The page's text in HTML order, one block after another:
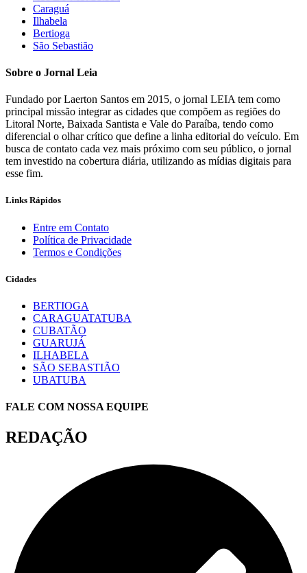
Caraguá
Ilhabela
Bertioga
São Sebastião
Sobre o Jornal Leia
Fundado por Laerton Santos em 2015, o jornal LEIA tem como
principal missão integrar as cidades que compõem as regiões do
Litoral Norte, Baixada Santista e Vale do Paraíba, tendo como
diferencial o olhar crítico que define a linha editorial do veículo. Em
busca de contato cada vez mais próximo com seu público, o jornal
tem investido na cobertura diária, utilizando as mídias digitais para
esse fim.
Links Rápidos
Entre em Contato
Política de Privacidade
Termos e Condições
Cidades
BERTIOGA
CARAGUATATUBA
CUBATÃO
GUARUJÁ
ILHABELA
SÃO SEBASTIÃO
UBATUBA
FALE COM NOSSA EQUIPE
REDAÇÃO